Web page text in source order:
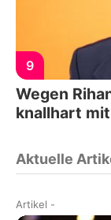
9
Wegen
knallhart
Aktuelle
Artikel -